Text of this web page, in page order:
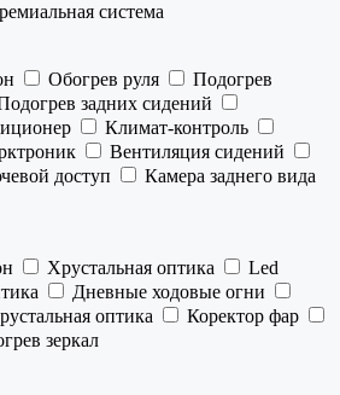
система
Обогрев руля
Подогрев
задних сидений
Климат-контроль
Вентиляция сидений
доступ
Камера заднего вида
Хрустальная оптика
Led
Дневные ходовые огни
оптика
Коректор фар
зеркал